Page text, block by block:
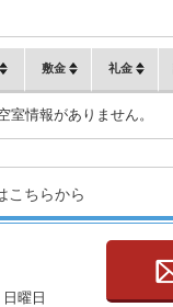
敷金 礼金
室情報がありません。
こちらから
曜日